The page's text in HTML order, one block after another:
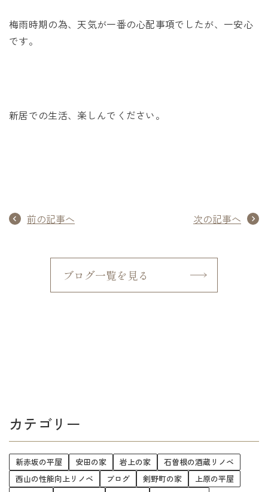
梅雨時期の為、天気が一番の心配事項でしたが、一安心
です。
新居での生活、楽しんでください。
前の記事へ 次の記事へ
ブログ一覧を見る
カテゴリー
新赤坂の平屋 安田の家 岩上の家
石曽根の酒蔵リノベ
西山の性能向上リノベ
ブログ 剣野町の家
上原の平屋